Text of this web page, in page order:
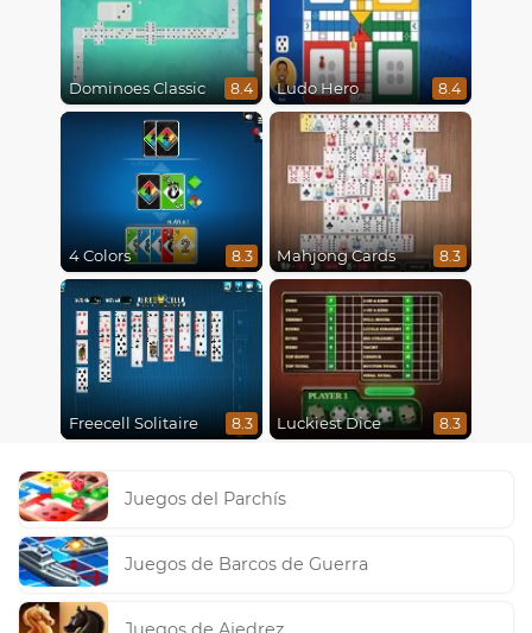
Dominoes Classic 8.4 Ludo Hero 8.4
4 Colors 8.3 Mahjong Cards 8.3
Freecell Solitaire 8.3 Luckiest Dice 8.3
Juegos del Parchís
Juegos de Barcos de Guerra